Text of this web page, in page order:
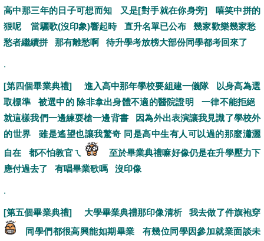
高中那三年的日子可想而知 又是[對手就在你身旁] 嘻笑中拼的
狠呢 當驪歌(沒印象)響起時 直升名單已公布 幾家歡樂幾家愁
愁者繼續拼 那有離愁啊 待升學考放榜大部份同學都考回來了
.
[第四個畢業典禮] 進入高中那年學校要組建一儀隊 以身高為選
取標準 被選中的 除非拿出身體不適的醫院證明 一律不能拒絕
就這樣我們一邊練耍槍一邊背書 因為外出表演讓我見識了學校外
的世界 雖是遙望也讓我驚奇 同是高中生有人可以過的那麼瀟灑
自在 都不怕教官ㄟ
至於畢業典禮嘛好像仍是在升學壓力下
應付過去了 有唱畢業歌嗎 沒印像
.
[第五個畢業典禮] 大學畢業典禮那印像清析 我去做了件旗袍穿
同學們都很高興能如期畢業 有幾位同學因參加就業面談未